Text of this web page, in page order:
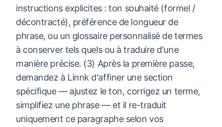
instructions explicites : ton souhaité (formel /
décontracté), préférence de longueur de
phrase, ou un glossaire personnalisé de termes
à conserver tels quels ou à traduire d'une
manière précise. (3) Après la première passe,
demandez à Linnk d'affiner une section
spécifique — ajustez le ton, corrigez un terme,
simplifiez une phrase — et il re-traduit
uniquement ce paragraphe selon vos